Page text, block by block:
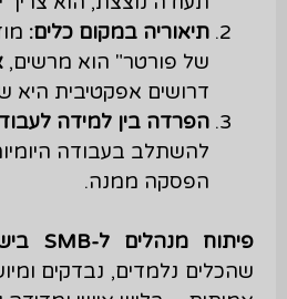
תיאוריה במקום כלים:
של פורטר" הוא מרשים,
דרושים אפקטיבית היא
הפרדה בין למידה
להשתלב בעבודה
הפסקה ממנה.
פיתוח מנהלים ל-SMB
שהכלים נלמדים, נבדקים